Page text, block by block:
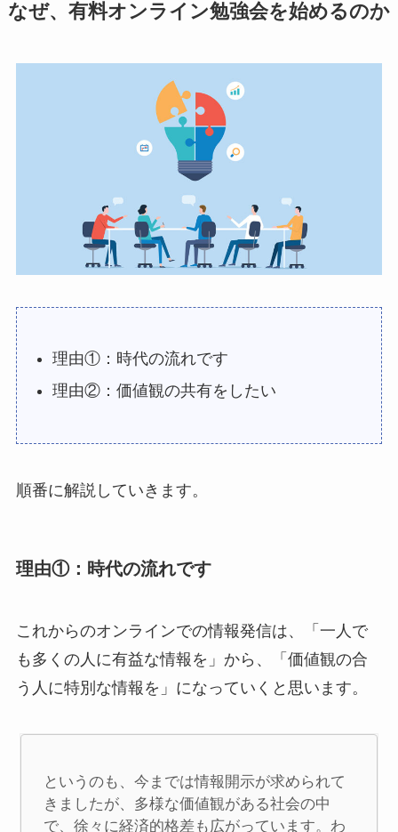
なぜ、有料オンライン勉強会を始めるのか
理由①：時代の流れです
理由②：価値観の共有をしたい
順番に解説していきます。
理由①：時代の流れです
これからのオンラインでの情報発信は、「一人で
も多くの人に有益な情報を」から、「価値観の合
う人に特別な情報を」になっていくと思います。
というのも、今までは情報開示が求められて
きましたが、多様な価値観がある社会の中
で、徐々に経済的格差も広がっています。わ